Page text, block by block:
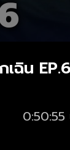
ฉิน EP.6
0:50:55